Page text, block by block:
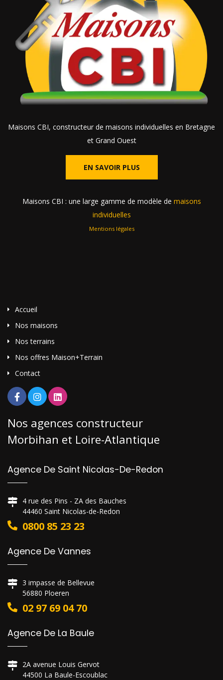
Maisons CBI, constructeur de maisons individuelles en Bretagne
et Grand Ouest
EN SAVOIR PLUS
Maisons CBI : une large gamme de modèle de maisons
individuelles
Mentions légales
Accueil
Nos maisons
Nos terrains
Nos offres Maison+Terrain
Contact
Nos agences constructeur
Morbihan et Loire-Atlantique
Agence De Saint Nicolas-De-Redon
4 rue des Pins - ZA des Bauches
44460 Saint Nicolas-de-Redon
0800 85 23 23
Agence De Vannes
3 impasse de Bellevue
56880 Ploeren
02 97 69 04 70
Agence De La Baule
2A avenue Louis Gervot
44500 La Baule-Escoublac